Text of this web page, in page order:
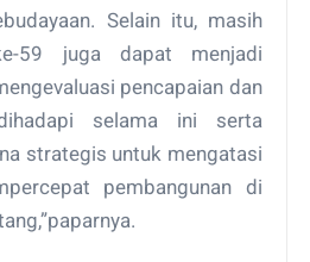
Selain itu, masih
59 juga dapat menjadi
pencapaian dan
selama ini serta
strategis untuk mengatasi
pembangunan di